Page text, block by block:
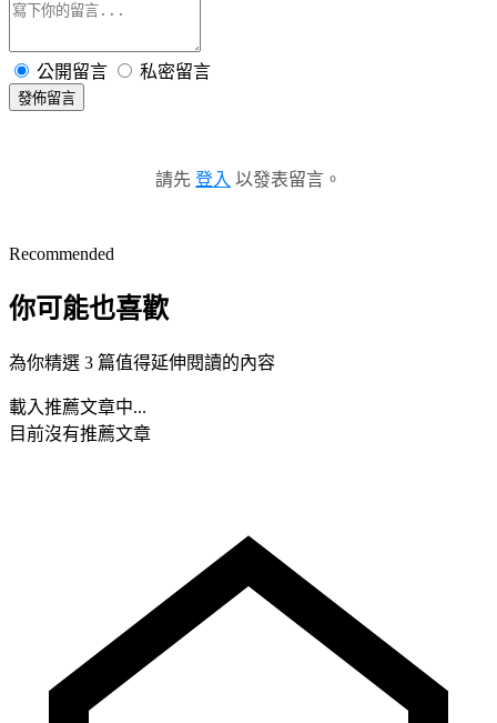
公開留言 私密留言
發佈留言
請先 登入 以發表留言。
Recommended
你可能也喜歡
為你精選 3 篇值得延伸閱讀的內容
載入推薦文章中...
目前沒有推薦文章